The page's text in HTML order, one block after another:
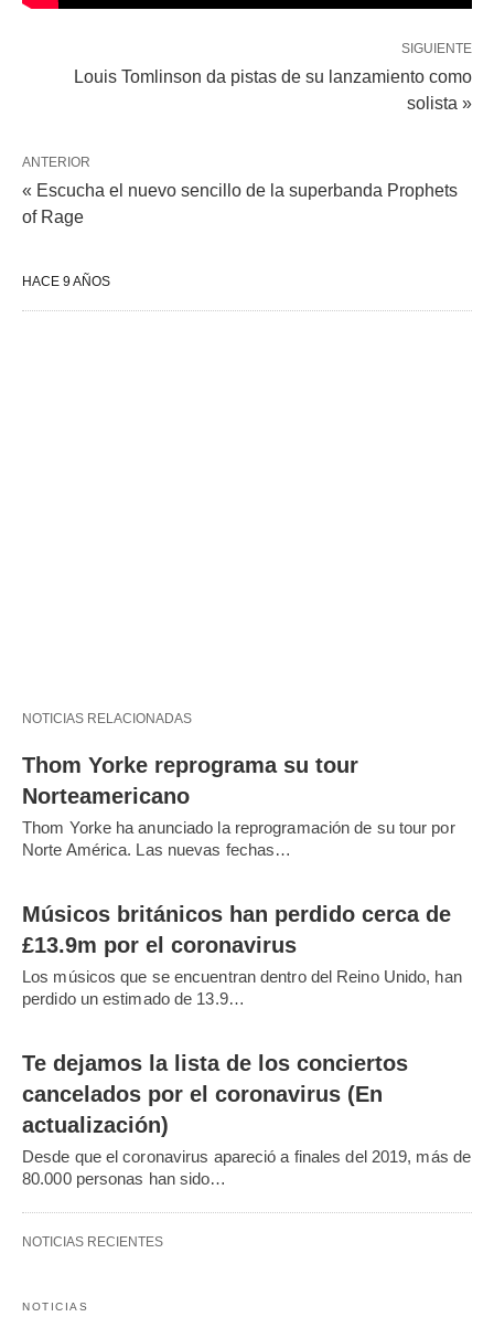
SIGUIENTE
Louis Tomlinson da pistas de su lanzamiento como
solista »
ANTERIOR
« Escucha el nuevo sencillo de la superbanda Prophets
of Rage
HACE 9 AÑOS
NOTICIAS RELACIONADAS
Thom Yorke reprograma su tour
Norteamericano
Thom Yorke ha anunciado la reprogramación de su tour por
Norte América. Las nuevas fechas…
Músicos británicos han perdido cerca de
£13.9m por el coronavirus
Los músicos que se encuentran dentro del Reino Unido, han
perdido un estimado de 13.9…
Te dejamos la lista de los conciertos
cancelados por el coronavirus (En
actualización)
Desde que el coronavirus apareció a finales del 2019, más de
80.000 personas han sido…
NOTICIAS RECIENTES
NOTICIAS